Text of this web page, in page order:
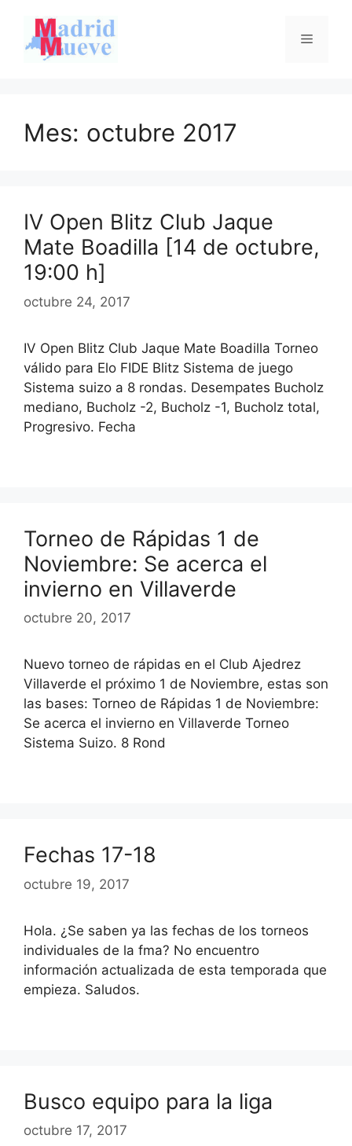
contenido
Menú
Mes: octubre 2017
IV Open Blitz Club Jaque
Mate Boadilla [14 de octubre,
19:00 h]
octubre 24, 2017
IV Open Blitz Club Jaque Mate Boadilla Torneo
válido para Elo FIDE Blitz Sistema de juego
Sistema suizo a 8 rondas. Desempates Bucholz
mediano, Bucholz -2, Bucholz -1, Bucholz total,
Progresivo. Fecha
Torneo de Rápidas 1 de
Noviembre: Se acerca el
invierno en Villaverde
octubre 20, 2017
Nuevo torneo de rápidas en el Club Ajedrez
Villaverde el próximo 1 de Noviembre, estas son
las bases: Torneo de Rápidas 1 de Noviembre:
Se acerca el invierno en Villaverde Torneo
Sistema Suizo. 8 Rond
Fechas 17-18
octubre 19, 2017
Hola. ¿Se saben ya las fechas de los torneos
individuales de la fma? No encuentro
información actualizada de esta temporada que
empieza. Saludos.
Busco equipo para la liga
octubre 17, 2017